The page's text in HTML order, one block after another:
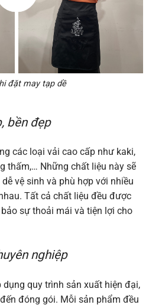
đặt may tạp dề
bền đẹp
các loại vải cao cấp như kaki,
thấm,… Những chất liệu này sẽ
vệ sinh và phù hợp với nhiều
Tất cả chất liệu đều được
sự thoải mái và tiện lợi cho
nghiệp
dụng quy trình sản xuất hiện đại,
đóng gói. Mỗi sản phẩm đều